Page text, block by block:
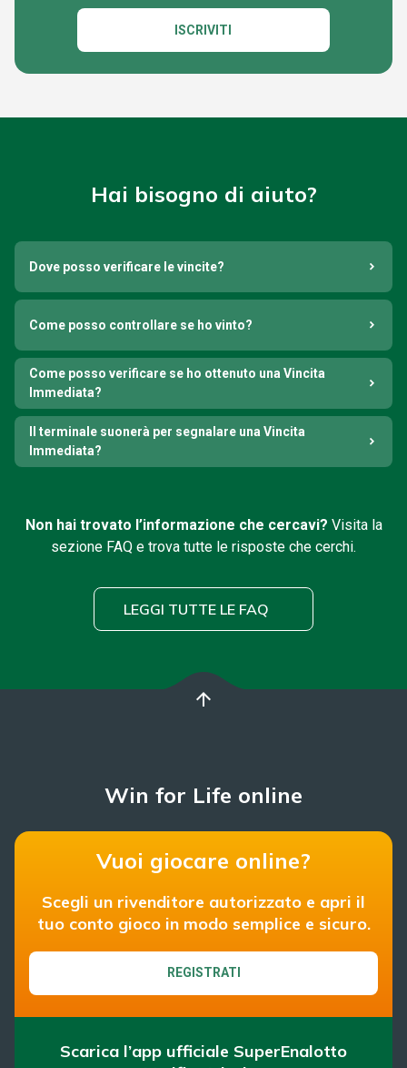
ISCRIVITI
Hai bisogno di aiuto?
Dove posso verificare le vincite?
Come posso controllare se ho vinto?
Come posso verificare se ho ottenuto una Vincita
Immediata?
Il terminale suonerà per segnalare una Vincita
Immediata?
Non hai trovato l’informazione che cercavi? Visita la
sezione FAQ e trova tutte le risposte che cerchi.
LEGGI TUTTE LE FAQ
arrow_upward
Win for Life online
Vuoi giocare online?
Scegli un rivenditore autorizzato e apri il
tuo conto gioco in modo semplice e sicuro.
REGISTRATI
Scarica l’app ufficiale SuperEnalotto